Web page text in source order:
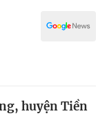
huyện Tiền